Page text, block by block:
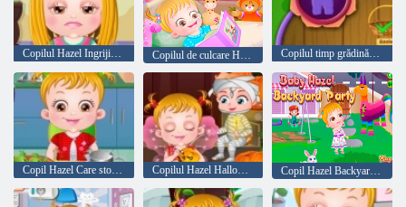
Copilul Hazel Ingrijirea parului Copilul timp grădinărit căprui
Copil Hazel Care stomac Copilul Hazel Halloween Party Copil Hazel Backyard Party